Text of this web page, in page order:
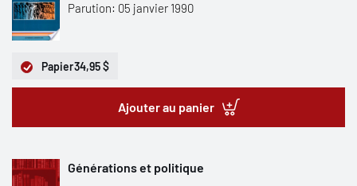
Parution: 05 janvier 1990
Papier34,95 $
Ajouter au panier
Générations et politique